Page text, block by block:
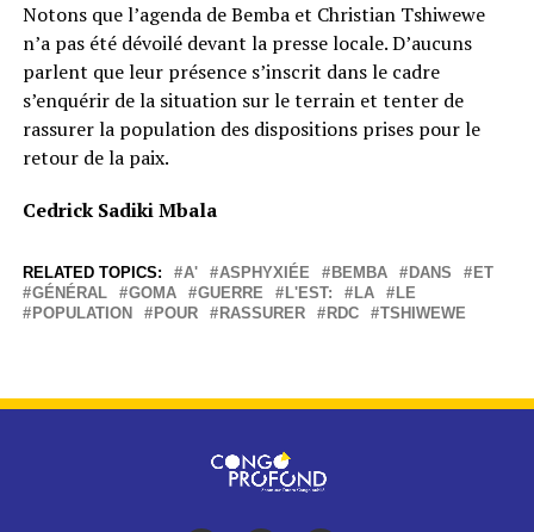
Notons que l’agenda de Bemba et Christian Tshiwewe
n’a pas été dévoilé devant la presse locale. D’aucuns
parlent que leur présence s’inscrit dans le cadre
s’enquérir de la situation sur le terrain et tenter de
rassurer la population des dispositions prises pour le
retour de la paix.
Cedrick Sadiki Mbala
RELATED TOPICS: A' ASPHYXIÉE BEMBA DANS
ET
GÉNÉRAL
GOMA GUERRE L'EST: LA
LE
POPULATION
POUR RASSURER RDC TSHIWEWE